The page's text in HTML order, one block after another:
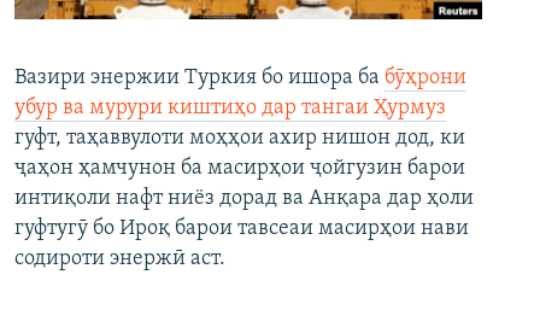
Вазири энержии Туркия бо ишора ба бӯҳрони
убур ва мурури киштиҳо дар тангаи Ҳурмуз
гуфт, таҳаввулоти моҳҳои ахир нишон дод, ки
ҷаҳон ҳамчунон ба масирҳои ҷойгузин барои
интиқоли нафт ниёз дорад ва Анқара дар ҳоли
гуфтугӯ бо Ироқ барои тавсеаи масирҳои нави
содироти энержӣ аст.